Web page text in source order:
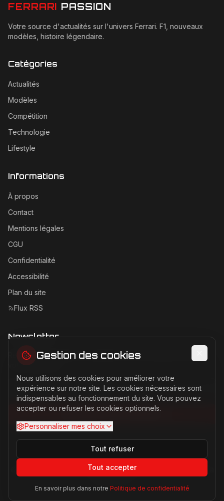
FERRARI PASSION
Votre source d'actualités sur l'univers Ferrari. F1, nouveaux
modèles, histoire légendaire.
Catégories
Actualités
Modèles
Compétition
Technologie
Lifestyle
Informations
À propos
Contact
Mentions légales
CGU
Confidentialité
Accessibilité
Plan du site
Flux RSS
Newsletter
Recevez les dernières actualités Ferrari directement dans
Adresse email pour la newsletter
S'abonner à la newsletter
Ferrari Passion. Tous droits réservés. Site non affilié à
Gestion des cookies
Nous utilisons des cookies pour améliorer votre
expérience sur notre site. Les cookies nécessaires sont
indispensables au fonctionnement du site. Vous pouvez
accepter ou refuser les cookies optionnels.
Personnaliser mes choix
Tout refuser
Tout accepter
En savoir plus dans notre Politique de confidentialité